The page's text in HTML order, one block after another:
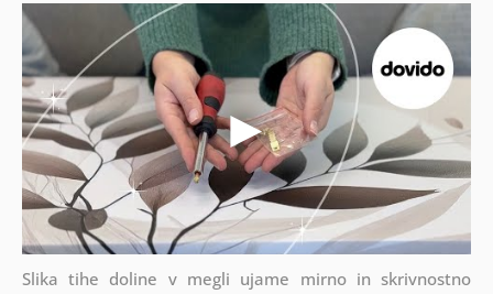
Slika tihe doline v megli ujame mirno in skrivnostno